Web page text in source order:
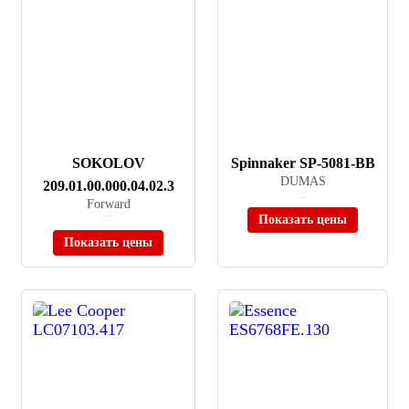
SOKOLOV
209.01.00.000.04.02.3
Forward
Показать цены
Spinnaker SP-5081-BB
DUMAS
Показать цены